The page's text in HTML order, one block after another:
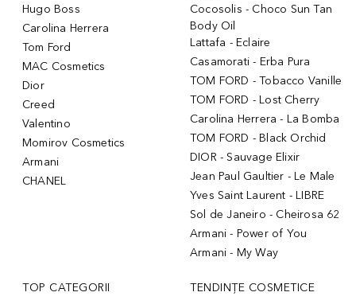
Hugo Boss
Carolina Herrera
Tom Ford
MAC Cosmetics
Dior
Creed
Valentino
Momirov Cosmetics
Armani
CHANEL
Cocosolis - Choco Sun Tan
Body Oil
Lattafa - Eclaire
Casamorati - Erba Pura
TOM FORD - Tobacco Vanille
TOM FORD - Lost Cherry
Carolina Herrera - La Bomba
TOM FORD - Black Orchid
DIOR - Sauvage Elixir
Jean Paul Gaultier - Le Male
Yves Saint Laurent - LIBRE
Sol de Janeiro - Cheirosa 62
Armani - Power of You
Armani - My Way
TOP CATEGORII TENDINȚE COSMETICE